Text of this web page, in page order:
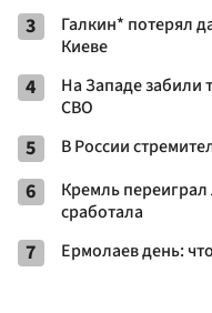
3
Галкин* потерял
Киеве
4
На Западе забили
СВО
5 В России
6
Кремль переиграл
сработала
7 Ермолаев день: